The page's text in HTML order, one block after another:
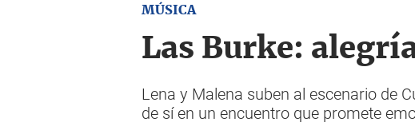
MÚSICA
Las Burke:
Lena y Malena suben al escenario de
de sí en un encuentro que promete